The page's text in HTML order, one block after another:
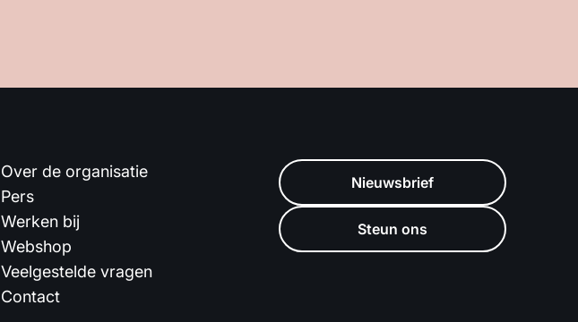
Over de organisatie
Pers
Werken bij
Webshop
Veelgestelde vragen
Contact
Nieuwsbrief
Steun ons